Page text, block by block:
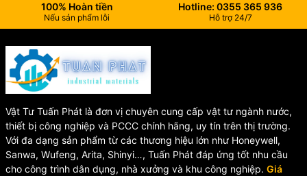
100% Hoàn tiền
Nếu sản phẩm lỗi
Hotline: 0355 365 936
Hỗ trợ 24/7
Vật Tư Tuấn Phát là đơn vị chuyên cung cấp vật tư ngành nước,
thiết bị công nghiệp và PCCC chính hãng, uy tín trên thị trường.
Với đa dạng sản phẩm từ các thương hiệu lớn như Honeywell,
Sanwa, Wufeng, Arita, Shinyi…, Tuấn Phát đáp ứng tốt nhu cầu
cho công trình dân dụng, nhà xưởng và khu công nghiệp. Giá